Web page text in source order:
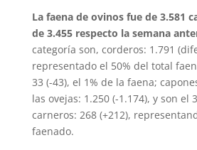
La faena de ovinos fue de 3.581
de 3.455 respecto la semana
categoría son, corderos: 1.791
representado el 50% del total
33 (-43), el 1% de la faena;
las ovejas: 1.250 (-1.174), y son el
carneros: 268 (+212),
faenado.